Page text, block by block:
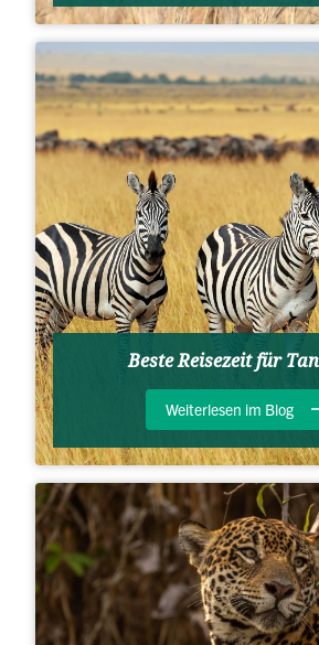
Beste Reisezeit für
Weiterlesen im Blog